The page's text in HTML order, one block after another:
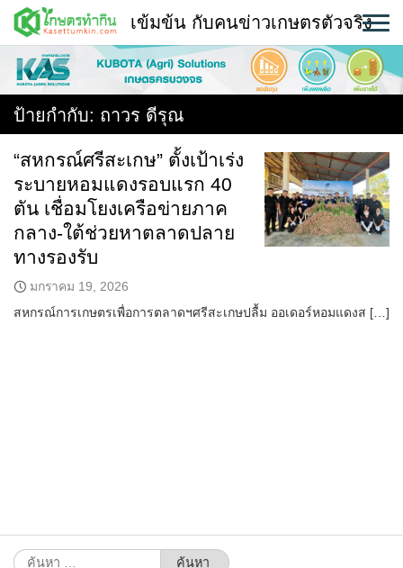
Skip
content
พืช
หน้าแรก
แวดวงเกษตร
ใคร ทำอะไร ที่ไหน
สถานีข่าววันนี้
เข้มข้น กับคนข่าวเกษตรตัวจริง
ป้ายกำกับ: ถาวร ดีรุณ
“สหกรณ์ศรีสะเกษ” ตั้งเป้าเร่ง
ระบายหอมแดงรอบแรก 40
ตัน เชื่อมโยงเครือข่ายภาค
กลาง-ใต้ช่วยหาตลาดปลาย
ทางรองรับ
มกราคม 19, 2026
สหกรณ์การเกษตรเพื่อการตลาดฯศรีสะเกษปลื้ม ออเดอร์หอมแดงส […]
ค้นหา